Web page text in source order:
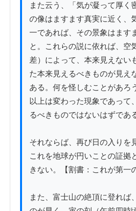
また云う、「気が凝って厚く
の像はますます真実に近く、
一であれば、その景象はます
と。これらの説に依れば、空
差）によって、本来見えない
た本来見えるべきものが見え
ある。何を怪しむことがあろ
以上は変わった現象であって
るべきものではないはずであ
それならば、再び日の入りを
これを地球が円いことの証拠
きない。【割書：これが第一
また、富士山の絶頂に登れば